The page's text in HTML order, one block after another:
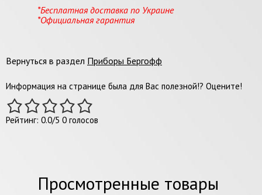
*Бесплатная доставка по Украине
*Официальная гарантия
Вернуться в раздел Приборы Бергофф
Информация на странице была для Вас полезной!? Оцените!
Рейтинг: 0.0/5 0 голосов
Просмотренные товары